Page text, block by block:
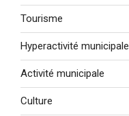
Tourisme
Hyperactivité municipale
Activité municipale
Culture